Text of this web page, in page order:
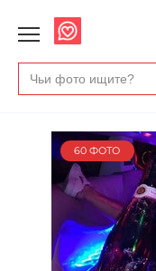
Search
for:
60 ФОТО